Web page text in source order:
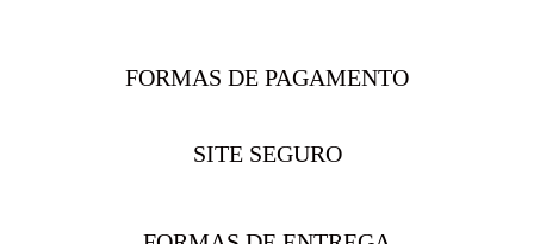
FORMAS DE PAGAMENTO
SITE SEGURO